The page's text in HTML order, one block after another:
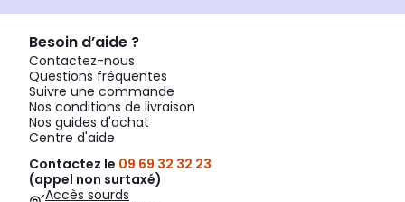
Besoin d’aide ?
Contactez-nous
Questions fréquentes
Suivre une commande
Nos conditions de livraison
Nos guides d'achat
Centre d'aide
Contactez le 09 69 32 32 23
(appel non surtaxé)
Accès sourds